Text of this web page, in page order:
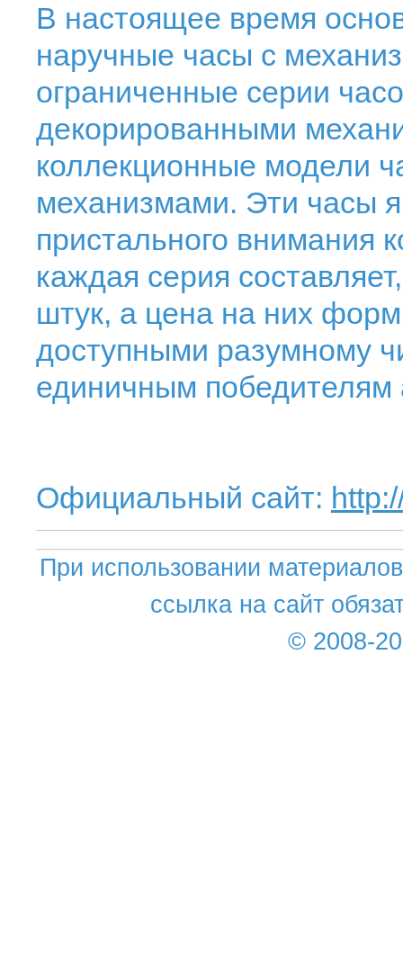
В настоящее время
наручные часы с
ограниченные серии
декорированными
коллекционные модели
механизмами. Эти часы
пристального внимания
каждая серия
штук, а цена на них
доступными разумному
единичным победителям
Официальный сайт:
При использовании
ссылка на сайт
© 2008-